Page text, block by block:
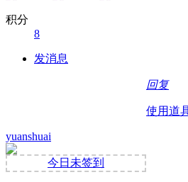
积分
8
发消息
回复
使用道
yuanshuai
今日未签到